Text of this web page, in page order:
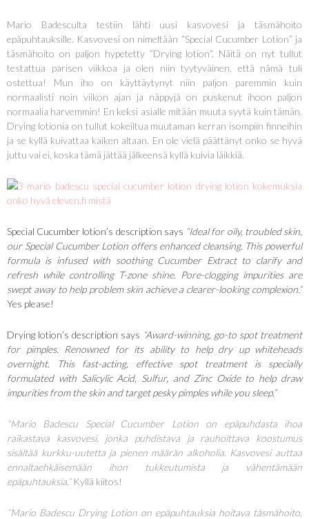
Mario Badesculta testiin lähti uusi kasvovesi ja täsmähoito
epäpuhtauksille. Kasvovesi on nimeltään ”Special Cucumber Lotion” ja
täsmähoito on paljon hypetetty ”Drying lotion”. Näitä on nyt tullut
testattua parisen viikkoa ja olen niin tyytyväinen, että nämä tuli
ostettua! Mun iho on käyttäytynyt niin paljon paremmin kuin
normaalisti noin viikon ajan ja näppyjä on puskenut ihoon paljon
normaalia harvemmin! En keksi asialle mitään muuta syytä kuin tämän.
Drying lotionia on tullut kokeiltua muutaman kerran isompiin finneihin
ja se kyllä kuivattaa kaiken altaan. En ole vielä päättänyt onko se hyvä
juttu vai ei, koska tämä jättää jälkeensä kyllä kuivia läikkiä.
Special Cucumber lotion’s description says “Ideal for oily, troubled skin,
our Special Cucumber Lotion offers enhanced cleansing. This powerful
formula is infused with soothing Cucumber Extract to clarify and
refresh while controlling T-zone shine. Pore-clogging impurities are
swept away to help problem skin achieve a clearer-looking complexion.”
Yes please!
Drying lotion’s description says “Award-winning, go-to spot treatment
for pimples. Renowned for its ability to help dry up whiteheads
overnight. This fast-acting, effective spot treatment is specially
formulated with Salicylic Acid, Sulfur, and Zinc Oxide to help draw
impurities from the skin and target pesky pimples while you sleep.”
“Mario Badescu Special Cucumber Lotion on epäpuhdasta ihoa
raikastava kasvovesi, jonka puhdistava ja rauhoittava koostumus
sisältää kurkku-uutetta ja pienen määrän alkoholia. Kasvovesi auttaa
ennaltaehkäisemään ihon tukkeutumista ja vähentämään
epäpuhtauksia.”Kyllä kiitos!
”Mario Badescu Drying Lotion on epäpuhtauksia hoitava täsmähoito,